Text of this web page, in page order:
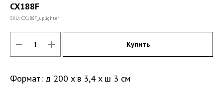
CX188F
SKU: CX188F_uplighter
Купить
Формат: д 200 x в 3,4 x ш 3 см